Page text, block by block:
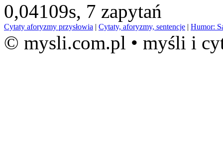
0,04109s, 7 zapytań
Cytaty aforyzmy przysłowia | Cytaty, aforyzmy, sentencje | Humor:
© mysli.com.pl • myśli i